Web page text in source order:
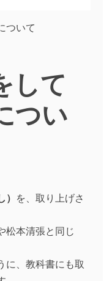
して
つい
を、取り上げさ
松本清張と同じ
に、教科書にも取